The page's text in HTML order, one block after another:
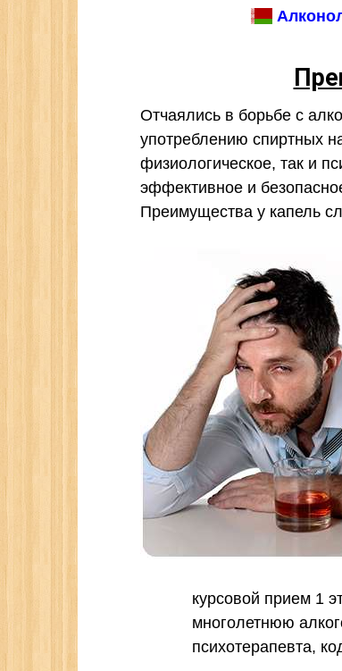
Отчаялись в борьбе с
употреблению спиртных
физиологическое, так и
эффективное и
Преимущества у капель
курсовой прием 1
многолетнюю
психотерапевта,